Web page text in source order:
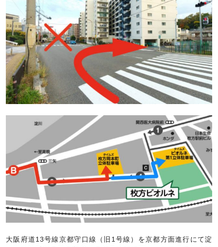
大阪府道13号線京都守口線（旧1号線）を京都方面進行にて淀